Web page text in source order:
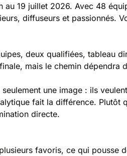
19 juillet 2026. Avec 48
diffuseurs et passionnés.
deux qualifiées, tableau
mais le chemin dépendra
une image : ils
fait la différence. Plutôt
directe.
favoris, ce qui pousse